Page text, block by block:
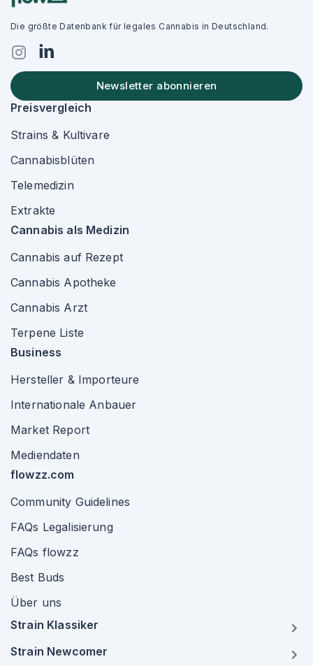
Die größte Datenbank für legales Cannabis in Deutschland.
Newsletter abonnieren
Preisvergleich
Strains & Kultivare
Cannabisblüten
Telemedizin
Extrakte
Cannabis als Medizin
Cannabis auf Rezept
Cannabis Apotheke
Cannabis Arzt
Terpene Liste
Business
Hersteller & Importeure
Internationale Anbauer
Market Report
Mediendaten
flowzz.com
Community Guidelines
FAQs Legalisierung
FAQs flowzz
Best Buds
Über uns
Strain Klassiker
Strain Newcomer